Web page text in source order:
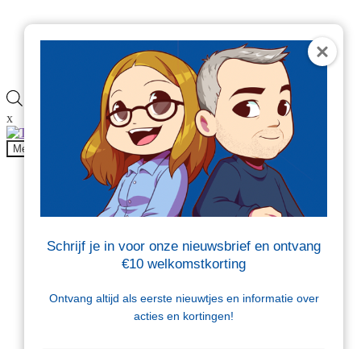
Veelgestelde vragen
x
Onderdeel van
Menu
Producten
Beschermen en opvullen
Brievenbusdoosjes
Dozen
Kantoor en magazijn
Tape en etiketten
Verzendenveloppen
Sale
Schrijf je in voor onze nieuwsbrief en ontvang
€10 welkomstkorting
Ontvang altijd als eerste nieuwtjes en informatie over
acties en kortingen!